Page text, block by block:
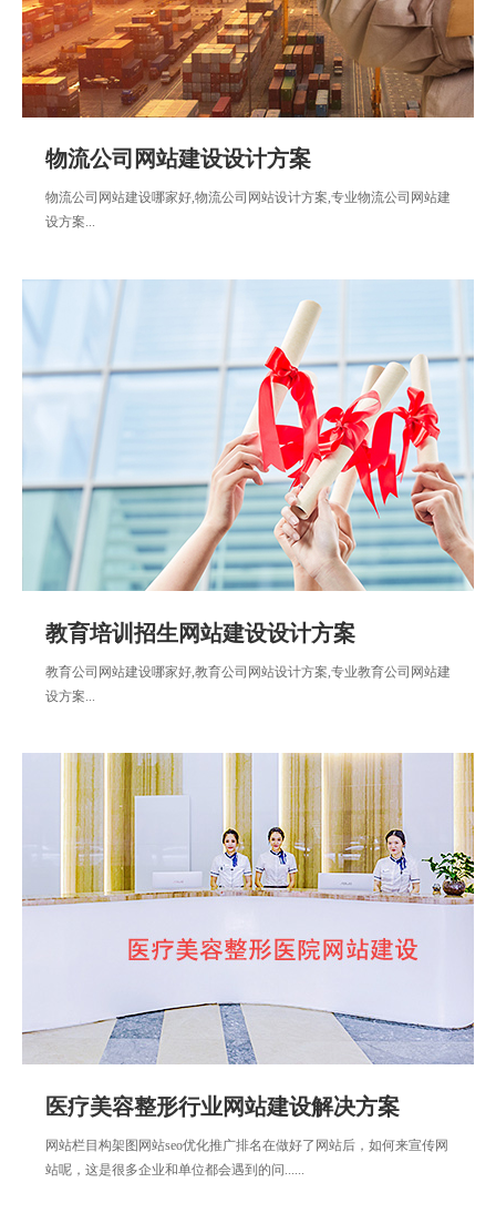
物流公司网站建设设计方案
物流公司网站建设哪家好,物流公司网站设计方案,专业物流公司网站建
设方案...
教育培训招生网站建设设计方案
教育公司网站建设哪家好,教育公司网站设计方案,专业教育公司网站建
设方案...
医疗美容整形行业网站建设解决方案
网站栏目构架图网站seo优化推广排名在做好了网站后，如何来宣传网
站呢，这是很多企业和单位都会遇到的问......